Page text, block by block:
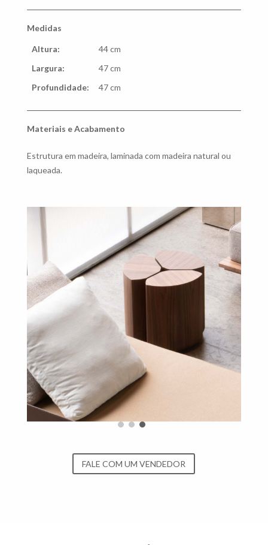
Medidas
Altura:
44 cm
Largura:
47 cm
Profundidade:
47 cm
Materiais e Acabamento
Estrutura em madeira, laminada com madeira natural ou
laqueada.
FALE COM UM VENDEDOR